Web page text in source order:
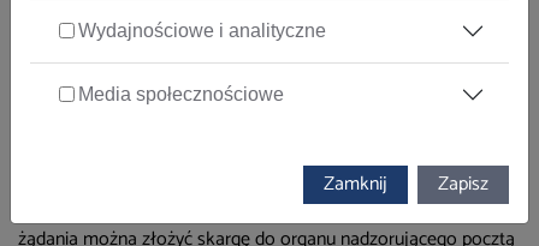
nie jest możliwe, powinno nastąpić najdalej w ciągu 2 miesięcy
od daty zgłoszenia.
Na niedotrzymanie tych terminów oraz na odmowę realizacji
żądania można złożyć skargę do organu nadzorującego pocztą
Wydajnościowe i analityczne
Media społecznościowe
Zamknij Zapisz